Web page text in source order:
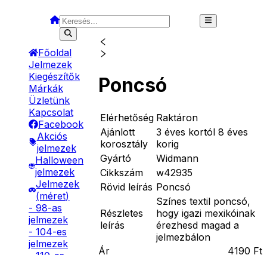
Főoldal
Jelmezek
Kiegészítők
Márkák
Üzletünk
Kapcsolat
Facebook
Akciós
jelmezek
Halloween
jelmezek
Jelmezek
(méret)
- 98-as
jelmezek
- 104-es
jelmezek
Poncsó
Elérhetőség Raktáron
Ajánlott
korosztály
3 éves kortól 8 éves
korig
Gyártó
Widmann
Cikkszám
w42935
Rövid leírás Poncsó
Részletes
leírás
Színes textil poncsó,
hogy igazi mexikóinak
érezhesd magad a
jelmezbálon
Ár
4190 Ft